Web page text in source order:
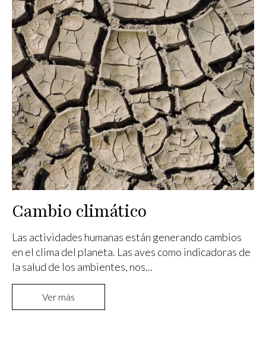
Cambio climático
Las actividades humanas están generando cambios
en el clima del planeta. Las aves como indicadoras de
la salud de los ambientes, nos...
Ver más